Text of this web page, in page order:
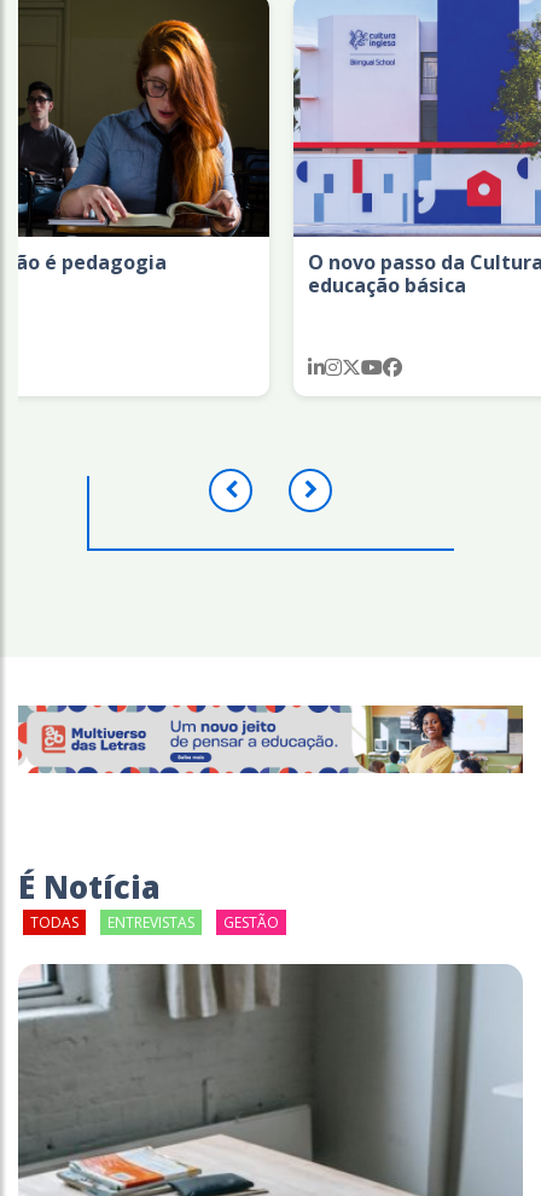
O novo passo da Cultura Inglesa
educação básica
É Notícia
TODAS ENTREVISTAS GESTÃO